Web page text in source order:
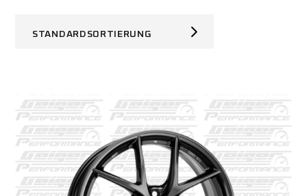
STANDARDSORTIERUNG